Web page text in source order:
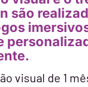
são
visual de 1